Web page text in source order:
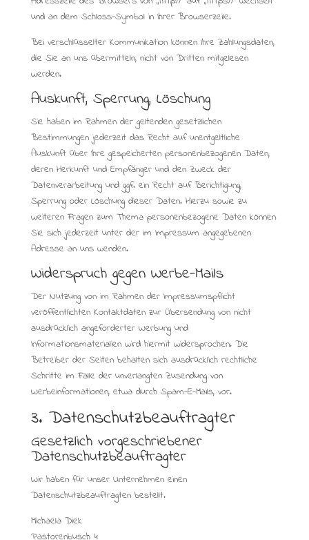
und an dem Schloss-Symbol in Ihrer Browserzeile.
Bei verschlüsselter Kommunikation können Ihre Zahlungsdaten,
die Sie an uns übermitteln, nicht von Dritten mitgelesen
werden.
Auskunft, Sperrung, Löschung
Sie haben im Rahmen der geltenden gesetzlichen
Bestimmungen jederzeit das Recht auf unentgeltliche
Auskunft über Ihre gespeicherten personenbezogenen Daten,
deren Herkunft und Empfänger und den Zweck der
Datenverarbeitung und ggf. ein Recht auf Berichtigung,
Sperrung oder Löschung dieser Daten. Hierzu sowie zu
weiteren Fragen zum Thema personenbezogene Daten können
Sie sich jederzeit unter der im Impressum angegebenen
Adresse an uns wenden.
Widerspruch gegen Werbe-Mails
Der Nutzung von im Rahmen der Impressumspflicht
veröffentlichten Kontaktdaten zur Übersendung von nicht
ausdrücklich angeforderter Werbung und
Informationsmaterialien wird hiermit widersprochen. Die
Betreiber der Seiten behalten sich ausdrücklich rechtliche
Schritte im Falle der unverlangten Zusendung von
Werbeinformationen, etwa durch Spam-E-Mails, vor.
3. Datenschutzbeauftragter
Gesetzlich vorgeschriebener
Datenschutzbeauftragter
Wir haben für unser Unternehmen einen
Datenschutzbeauftragten bestellt.
Michaela Diek
Pastorenbusch 4